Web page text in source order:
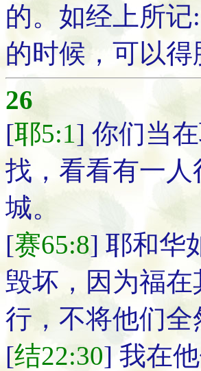
的。如经上所
的时候，可以得
26
[耶5:1] 你们当
找，看看有一
城。
[赛65:8] 耶和华
毁坏，因为福
行，不将他们全
[结22:30] 我在